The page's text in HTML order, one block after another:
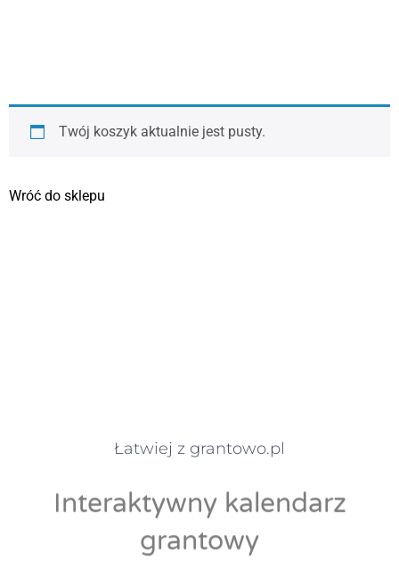
Twój koszyk aktualnie jest pusty.
Wróć do sklepu
Łatwiej z grantowo.pl
Interaktywny kalendarz
grantowy